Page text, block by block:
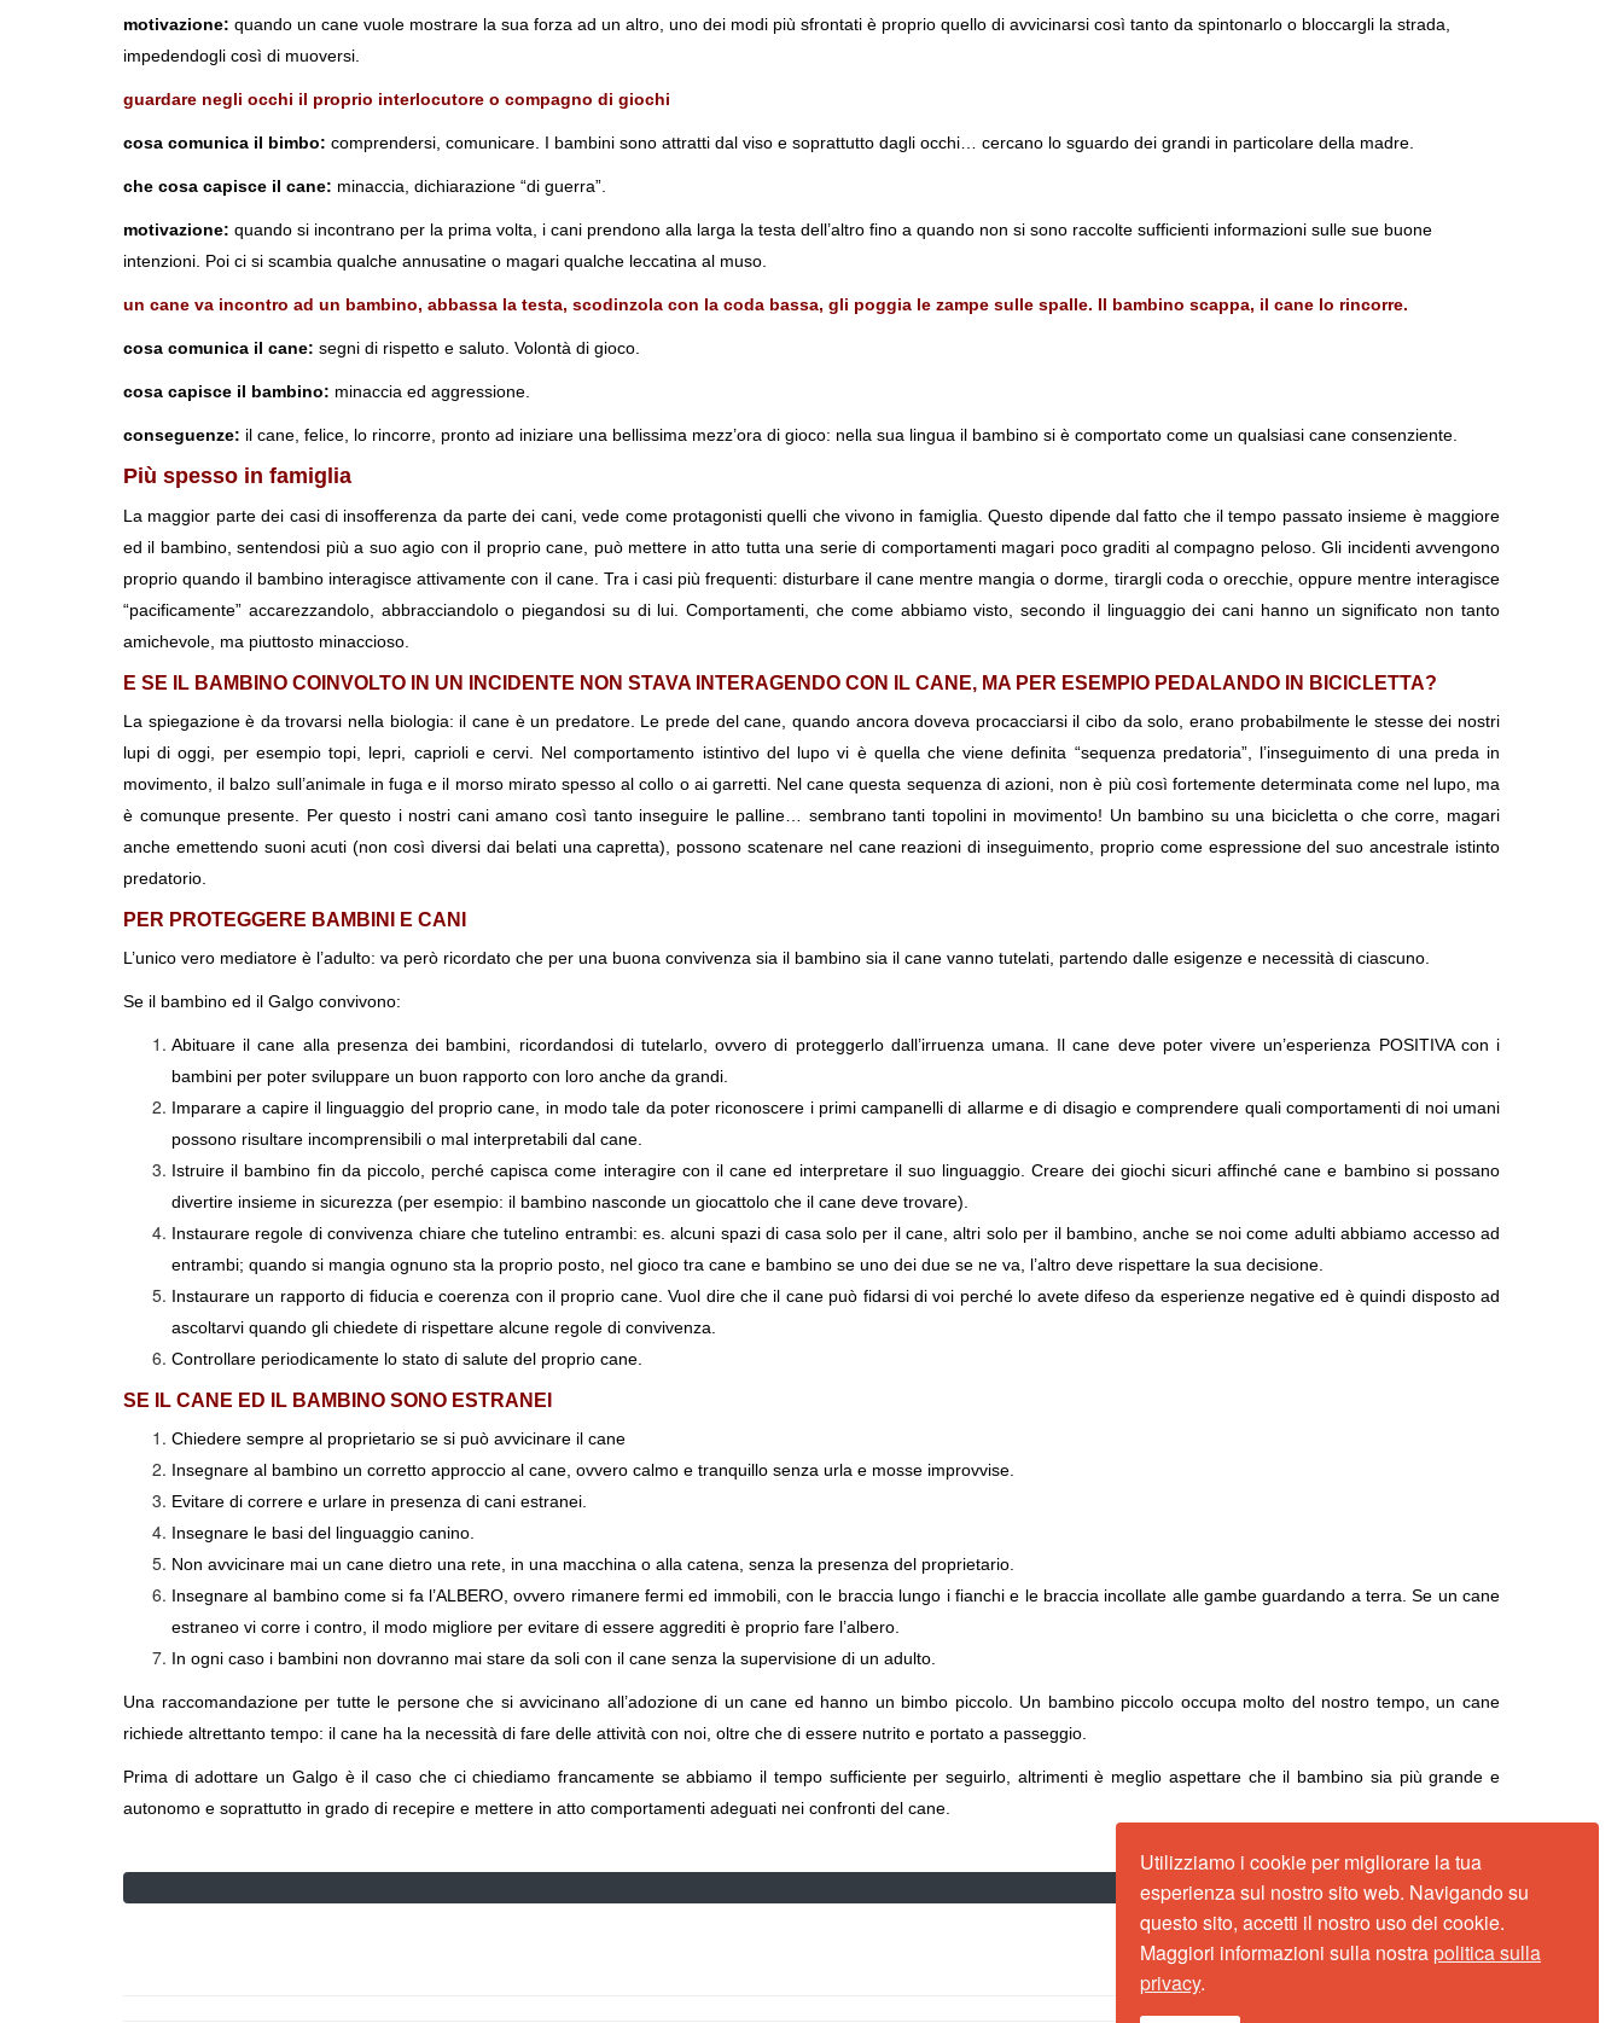
motivazione: quando un cane vuole mostrare la sua forza ad un altro, uno dei modi più sfrontati è proprio quello di avvicinarsi così tanto da spintonarlo o bloccargli la strada,
impedendogli così di muoversi.
guardare negli occhi il proprio interlocutore o compagno di giochi
cosa comunica il bimbo: comprendersi, comunicare. I bambini sono attratti dal viso e soprattutto dagli occhi… cercano lo sguardo dei grandi in particolare della madre.
che cosa capisce il cane: minaccia, dichiarazione “di guerra”.
motivazione: quando si incontrano per la prima volta, i cani prendono alla larga la testa dell’altro fino a quando non si sono raccolte sufficienti informazioni sulle sue buone
intenzioni. Poi ci si scambia qualche annusatine o magari qualche leccatina al muso.
un cane va incontro ad un bambino, abbassa la testa, scodinzola con la coda bassa, gli poggia le zampe sulle spalle. Il bambino scappa, il cane lo rincorre.
cosa comunica il cane: segni di rispetto e saluto. Volontà di gioco.
cosa capisce il bambino: minaccia ed aggressione.
conseguenze: il cane, felice, lo rincorre, pronto ad iniziare una bellissima mezz’ora di gioco: nella sua lingua il bambino si è comportato come un qualsiasi cane consenziente.
Più spesso in famiglia
La maggior parte dei casi di insofferenza da parte dei cani, vede come protagonisti quelli che vivono in famiglia. Questo dipende dal fatto che il tempo passato insieme è maggiore
ed il bambino, sentendosi più a suo agio con il proprio cane, può mettere in atto tutta una serie di comportamenti magari poco graditi al compagno peloso. Gli incidenti avvengono
proprio quando il bambino interagisce attivamente con il cane. Tra i casi più frequenti: disturbare il cane mentre mangia o dorme, tirargli coda o orecchie, oppure mentre interagisce
“pacificamente” accarezzandolo, abbracciandolo o piegandosi su di lui. Comportamenti, che come abbiamo visto, secondo il linguaggio dei cani hanno un significato non tanto
amichevole, ma piuttosto minaccioso.
E SE IL BAMBINO COINVOLTO IN UN INCIDENTE NON STAVA INTERAGENDO CON IL CANE, MA PER ESEMPIO PEDALANDO IN BICICLETTA?
La spiegazione è da trovarsi nella biologia: il cane è un predatore. Le prede del cane, quando ancora doveva procacciarsi il cibo da solo, erano probabilmente le stesse dei nostri
lupi di oggi, per esempio topi, lepri, caprioli e cervi. Nel comportamento istintivo del lupo vi è quella che viene definita “sequenza predatoria”, l’inseguimento di una preda in
movimento, il balzo sull’animale in fuga e il morso mirato spesso al collo o ai garretti. Nel cane questa sequenza di azioni, non è più così fortemente determinata come nel lupo, ma
è comunque presente. Per questo i nostri cani amano così tanto inseguire le palline… sembrano tanti topolini in movimento! Un bambino su una bicicletta o che corre, magari
anche emettendo suoni acuti (non così diversi dai belati una capretta), possono scatenare nel cane reazioni di inseguimento, proprio come espressione del suo ancestrale istinto
predatorio.
PER PROTEGGERE BAMBINI E CANI
L’unico vero mediatore è l’adulto: va però ricordato che per una buona convivenza sia il bambino sia il cane vanno tutelati, partendo dalle esigenze e necessità di ciascuno.
Se il bambino ed il Galgo convivono:
Abituare il cane alla presenza dei bambini, ricordandosi di tutelarlo, ovvero di proteggerlo dall’irruenza umana. Il cane deve poter vivere un’esperienza POSITIVA con i
bambini per poter sviluppare un buon rapporto con loro anche da grandi.
Imparare a capire il linguaggio del proprio cane, in modo tale da poter riconoscere i primi campanelli di allarme e di disagio e comprendere quali comportamenti di noi umani
possono risultare incomprensibili o mal interpretabili dal cane.
Istruire il bambino fin da piccolo, perché capisca come interagire con il cane ed interpretare il suo linguaggio. Creare dei giochi sicuri affinché cane e bambino si possano
divertire insieme in sicurezza (per esempio: il bambino nasconde un giocattolo che il cane deve trovare).
Instaurare regole di convivenza chiare che tutelino entrambi: es. alcuni spazi di casa solo per il cane, altri solo per il bambino, anche se noi come adulti abbiamo accesso ad
entrambi; quando si mangia ognuno sta la proprio posto, nel gioco tra cane e bambino se uno dei due se ne va, l’altro deve rispettare la sua decisione.
Instaurare un rapporto di fiducia e coerenza con il proprio cane. Vuol dire che il cane può fidarsi di voi perché lo avete difeso da esperienze negative ed è quindi disposto ad
ascoltarvi quando gli chiedete di rispettare alcune regole di convivenza.
Controllare periodicamente lo stato di salute del proprio cane.
SE IL CANE ED IL BAMBINO SONO ESTRANEI
Chiedere sempre al proprietario se si può avvicinare il cane
Insegnare al bambino un corretto approccio al cane, ovvero calmo e tranquillo senza urla e mosse improvvise.
Evitare di correre e urlare in presenza di cani estranei.
Insegnare le basi del linguaggio canino.
Non avvicinare mai un cane dietro una rete, in una macchina o alla catena, senza la presenza del proprietario.
Insegnare al bambino come si fa l’ALBERO, ovvero rimanere fermi ed immobili, con le braccia lungo i fianchi e le braccia incollate alle gambe guardando a terra. Se un cane
estraneo vi corre i contro, il modo migliore per evitare di essere aggrediti è proprio fare l’albero.
In ogni caso i bambini non dovranno mai stare da soli con il cane senza la supervisione di un adulto.
Una raccomandazione per tutte le persone che si avvicinano all’adozione di un cane ed hanno un bimbo piccolo. Un bambino piccolo occupa molto del nostro tempo, un cane
richiede altrettanto tempo: il cane ha la necessità di fare delle attività con noi, oltre che di essere nutrito e portato a passeggio.
Prima di adottare un Galgo è il caso che ci chiediamo francamente se abbiamo il tempo sufficiente per seguirlo, altrimenti è meglio aspettare che il bambino sia più grande e
autonomo e soprattutto in grado di recepire e mettere in atto comportamenti adeguati nei confronti del cane.
×
Utilizziamo i cookie per migliorare la tua
esperienza sul nostro sito web. Navigando su
questo sito, accetti il nostro uso dei cookie.
Maggiori informazioni sulla nostra politica sulla
privacy.